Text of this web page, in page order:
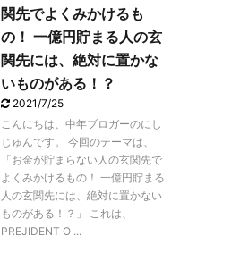
関先でよくみかけるも
の！ 一億円貯まる人の玄
関先には、絶対に置かな
いものがある！？
2021/7/25
こんにちは、中年ブロガーのにし
じゅんです。 今回のテーマは、
「お金が貯まらない人の玄関先で
よくみかけるもの！ 一億円貯まる
人の玄関先には、絶対に置かない
ものがある！？」 これは、
PREJIDENT O ...